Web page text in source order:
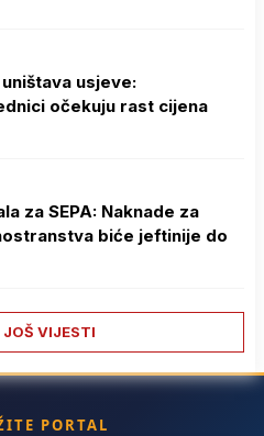
uništava usjeve:
očekuju rast cijena
za SEPA: Naknade za
biće jeftinije do
JOŠ VIJESTI
PORTAL